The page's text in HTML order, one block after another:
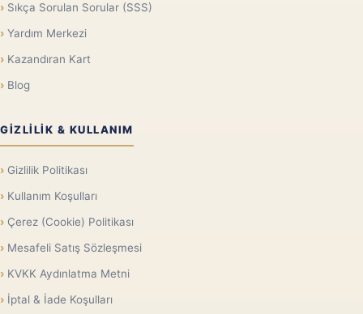
Sıkça Sorulan Sorular (SSS)
Yardım Merkezi
Kazandıran Kart
Blog
GIZLILIK & KULLANIM
Gizlilik Politikası
Kullanım Koşulları
Çerez (Cookie) Politikası
Mesafeli Satış Sözleşmesi
KVKK Aydınlatma Metni
İptal & İade Koşulları